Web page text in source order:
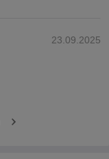
23.09.2025